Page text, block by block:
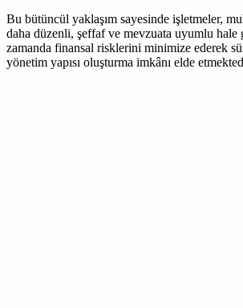
Bu bütüncül yaklaşım sayesinde işletmeler,
daha düzenli, şeffaf ve mevzuata uyumlu hale
zamanda finansal risklerini minimize ederek
yönetim yapısı oluşturma imkânı elde